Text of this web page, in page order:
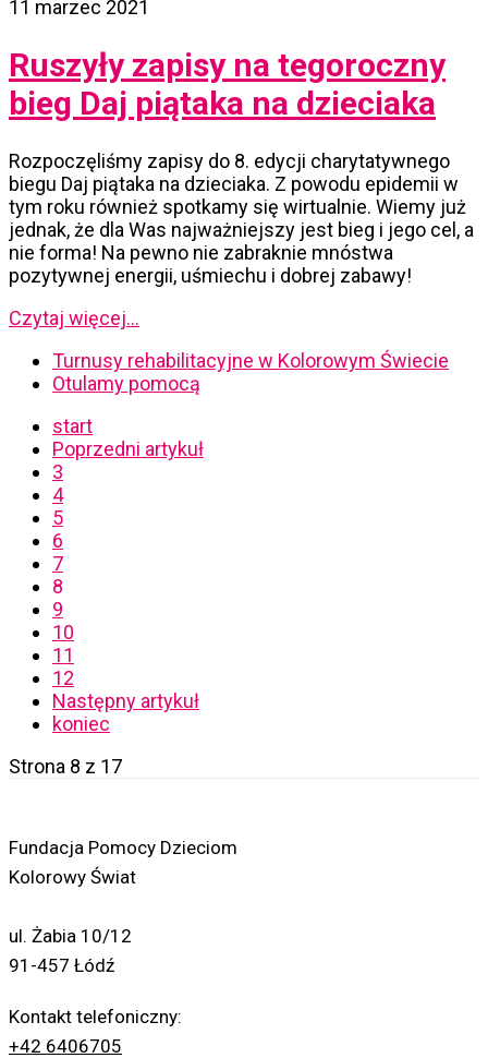
11 marzec 2021
Ruszyły zapisy na tegoroczny
bieg Daj piątaka na dzieciaka
Rozpoczęliśmy zapisy do 8. edycji charytatywnego
biegu Daj piątaka na dzieciaka. Z powodu epidemii w
tym roku również spotkamy się wirtualnie. Wiemy już
jednak, że dla Was najważniejszy jest bieg i jego cel, a
nie forma! Na pewno nie zabraknie mnóstwa
pozytywnej energii, uśmiechu i dobrej zabawy!
Czytaj więcej...
Turnusy rehabilitacyjne w Kolorowym Świecie
Otulamy pomocą
start
Poprzedni artykuł
3
4
5
6
7
8
9
10
11
12
Następny artykuł
koniec
Strona 8 z 17
Fundacja Pomocy Dzieciom
Kolorowy Świat
ul. Żabia 10/12
91-457 Łódź
Kontakt telefoniczny:
+42 6406705